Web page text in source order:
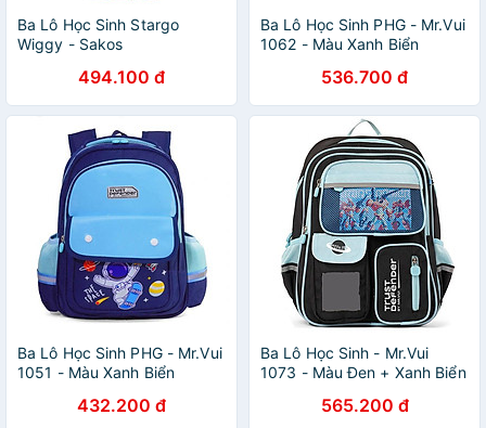
Ba Lô Học Sinh Stargo
Wiggy - Sakos
494.100 đ
Ba Lô Học Sinh PHG - Mr.Vui
1062 - Màu Xanh Biển
536.700 đ
Ba Lô Học Sinh PHG - Mr.Vui
1051 - Màu Xanh Biển
432.200 đ
Ba Lô Học Sinh - Mr.Vui
1073 - Màu Đen + Xanh Biển
565.200 đ